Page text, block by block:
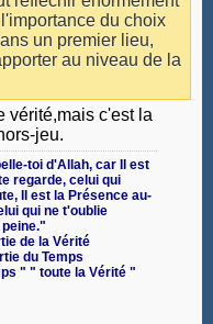
du choix
un premier lieu,
au niveau de la
vérité,mais c'est la
jeu.
toi d'Allah, car Il est
regarde, celui qui
Il est la Présence au-
qui ne t'oublie
de la Vérité
du Temps
" " toute la Vérité "